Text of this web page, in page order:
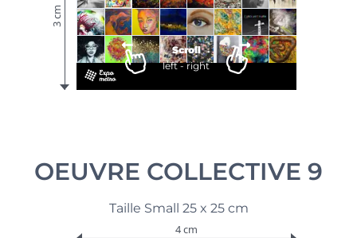
3 cm
Scroll
left - right
OEUVRE COLLECTIVE 9
Taille Small 25 x 25 cm
4 cm